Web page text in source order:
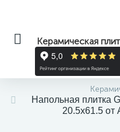
Керамическая
Напольная плитка
20.5x61.5 от